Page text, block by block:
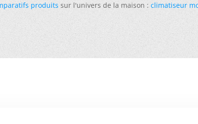
produitssur l'univers de la maison :climatiseur